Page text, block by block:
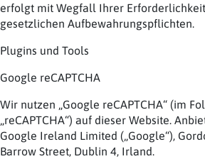
erfolgt mit Wegfall Ihrer
gesetzlichen Aufbewahrungspflichten.
Plugins und Tools
Google reCAPTCHA
Wir nutzen „Google reCAPTCHA“ (im
„reCAPTCHA“) auf dieser Website.
Google Ireland Limited („Google“),
Barrow Street, Dublin 4, Irland.